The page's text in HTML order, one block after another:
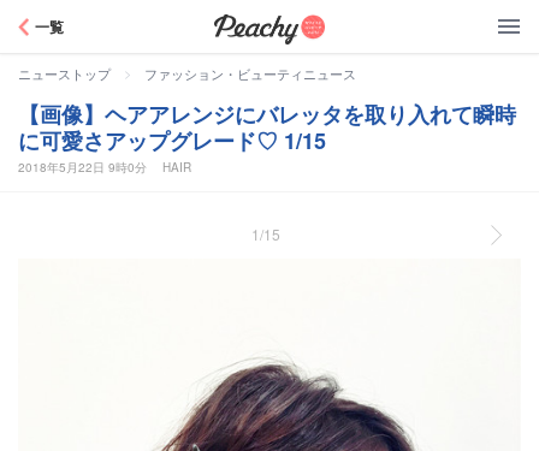
一覧
ニューストップ > ファッション・ビューティニュース
【画像】ヘアアレンジにバレッタを取り入れて瞬時
に可愛さアップグレード♡ 1/15
2018年5月22日 9時0分 HAIR
1/15